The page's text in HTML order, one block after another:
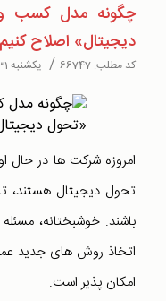
چگونه مدل کسب و
دیجیتال» اصلاح
کد مطلب: 66747
/ یکشنبه 31 مرداد 1400
امروزه شرکت ها در حال
تحول دیجیتال هستند، تا
باشند. خوشبختانه،
اتخاذ روش های جدید
امکان پذیر است.